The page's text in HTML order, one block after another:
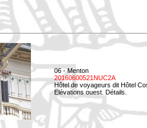
06 - Menton
20160600521NUC2A
Hôtel de voyageurs dit Hôtel
Elévations ouest. Détails.